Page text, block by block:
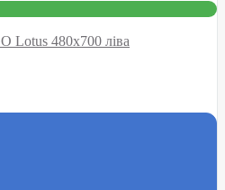
Lotus 480х700 ліва